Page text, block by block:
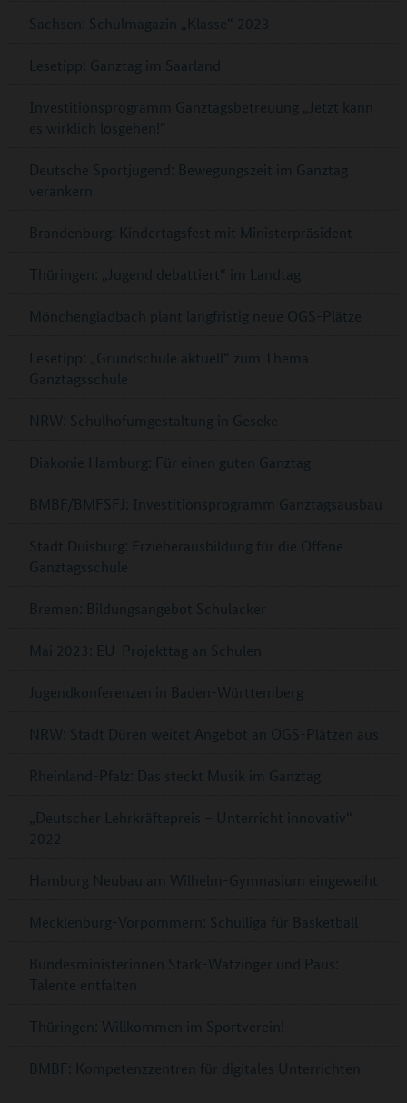
Sachsen: Schulmagazin „Klasse“ 2023
Lesetipp: Ganztag im Saarland
Investitionsprogramm Ganztagsbetreuung „Jetzt kann
es wirklich losgehen!“
Deutsche Sportjugend: Bewegungszeit im Ganztag
verankern
Brandenburg: Kindertagsfest mit Ministerpräsident
Thüringen: „Jugend debattiert“ im Landtag
Mönchengladbach plant langfristig neue OGS-Plätze
Lesetipp: „Grundschule aktuell“ zum Thema
Ganztagsschule
NRW: Schulhofumgestaltung in Geseke
Diakonie Hamburg: Für einen guten Ganztag
BMBF/BMFSFJ: Investitionsprogramm Ganztagsausbau
Stadt Duisburg: Erzieherausbildung für die Offene
Ganztagsschule
Bremen: Bildungsangebot Schulacker
Mai 2023: EU-Projekttag an Schulen
Jugendkonferenzen in Baden-Württemberg
NRW: Stadt Düren weitet Angebot an OGS-Plätzen aus
Rheinland-Pfalz: Das steckt Musik im Ganztag
„Deutscher Lehrkräftepreis – Unterricht innovativ“
2022
Hamburg Neubau am Wilhelm-Gymnasium eingeweiht
Mecklenburg-Vorpommern: Schulliga für Basketball
Bundesministerinnen Stark-Watzinger und Paus:
Talente entfalten
Thüringen: Willkommen im Sportverein!
BMBF: Kompetenzzentren für digitales Unterrichten